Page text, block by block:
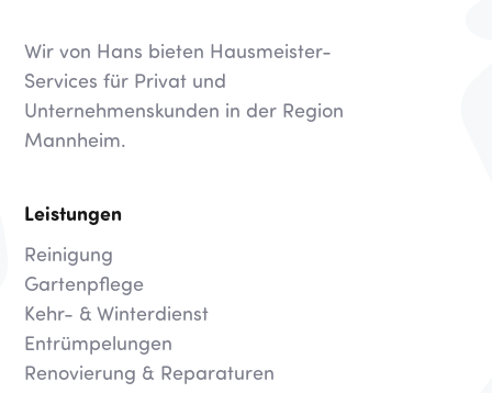
Wir von Hans bieten Hausmeister-
Services für Privat und
Unternehmenskunden in der Region
Mannheim.
Leistungen
Reinigung
Gartenpflege
Kehr- & Winterdienst
Entrümpelungen
Renovierung & Reparaturen